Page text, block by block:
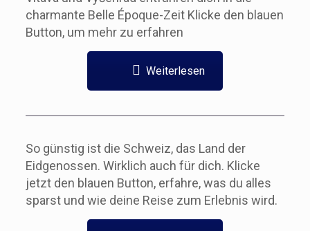
charmante Belle Époque-Zeit Klicke den blauen
Button, um mehr zu erfahren
Weiterlesen
So günstig ist die Schweiz, das Land der
Eidgenossen. Wirklich auch für dich. Klicke
jetzt den blauen Button, erfahre, was du alles
sparst und wie deine Reise zum Erlebnis wird.